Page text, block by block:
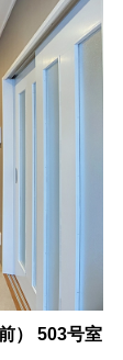
） 503号室